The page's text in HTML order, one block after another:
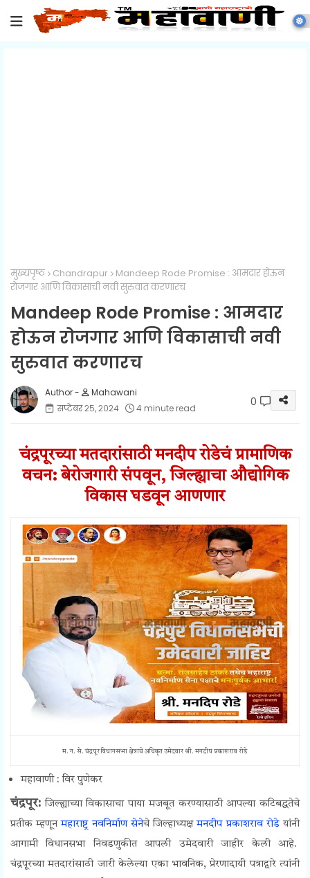
मुख्यपृष्ठ Chandrapur
Mandeep Rode Promise : आमदार होऊन
रोजगार आणि विकासाची नवी सुरुवात करणारच
Mandeep Rode Promise : आमदार
होऊन रोजगार आणि विकासाची नवी
सुरुवात करणारच
Mahawani
सप्टेंबर २५, २०२४
4 minute read 0
चंद्रपूरच्या मतदारांसाठी मनदीप रोडेचं प्रामाणिक
वचन: बेरोजगारी संपवून, जिल्ह्याचा औद्योगिक
विकास घडवून आणणार
म. न. से. चंद्रपूर विधानसभा क्षेत्राचे अधिकृत उमेदवार श्री. मनदीप प्रकाशराव रोडे
महावाणी : विर पुणेकर
चंद्रपूर: जिल्ह्याच्या विकासाचा पाया मजबूत करण्यासाठी आपल्या कटिबद्धतेचे
प्रतीक म्हणूनमहाराष्ट्र नवनिर्माण सेनेचे जिल्हाध्यक्षमनदीप प्रकाशराव रोडेयांनी
आगामी विधानसभा निवडणुकीत आपली उमेदवारी जाहीर केली आहे.
चंद्रपूरच्या मतदारांसाठी जारी केलेल्या एका भावनिक, प्रेरणादायी पत्राद्वारे त्यांनी